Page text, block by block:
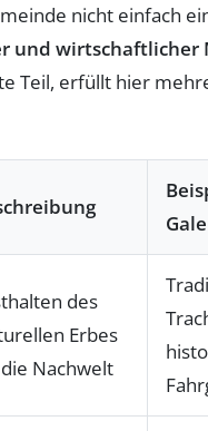
nicht einfach
und wirtschaftlicher
Teil, erfüllt hier
des
Erbes
Nachwelt